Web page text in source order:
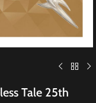
Tale 25th